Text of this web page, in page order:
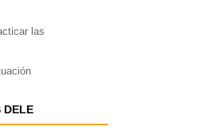
las
DELE